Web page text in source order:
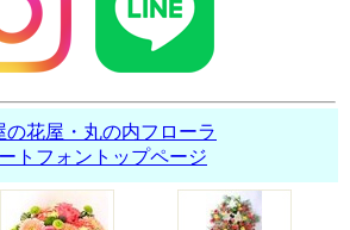
の花屋・丸の内フローラ
トフォントップページ